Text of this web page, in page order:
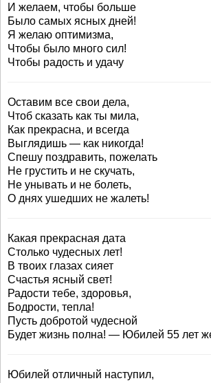
И желаем, чтобы больше
Было самых ясных дней!
Я желаю оптимизма,
Чтобы было много сил!
Чтобы радость и удачу
Оставим все свои дела,
Чтоб сказать как ты мила,
Как прекрасна, и всегда
Выглядишь — как никогда!
Спешу поздравить, пожелать
Не грустить и не скучать,
Не унывать и не болеть,
О днях ушедших не жалеть!
Какая прекрасная дата
Столько чудесных лет!
В твоих глазах сияет
Счастья ясный свет!
Радости тебе, здоровья,
Бодрости, тепла!
Пусть добротой чудесной
Будет жизнь полна! — Юбилей 55 лет
Юбилей отличный наступил,